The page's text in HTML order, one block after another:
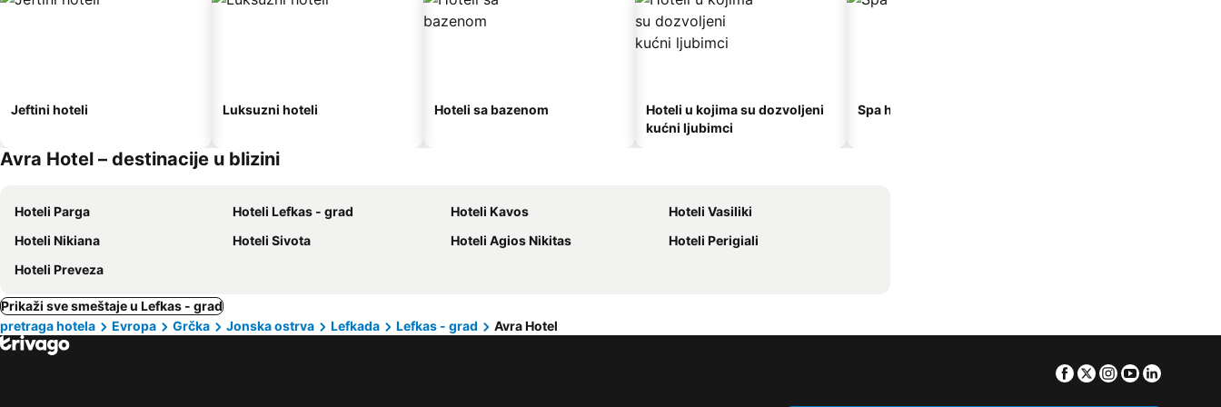
Jeftini hoteli Luksuzni hoteli Hoteli sa bazenom
Hoteli u kojima su dozvoljeni
kućni ljubimci
Spa hoteli
Avra Hotel – destinacije u blizini
Hoteli Parga Hoteli Lefkas - grad Hoteli Kavos
Hoteli Vasiliki
Hoteli Nikiana
Hoteli Sivota Hoteli Agios Nikitas
Hoteli Perigiali
Hoteli Preveza
Prikaži sve smeštaje u Lefkas - grad
pretraga hotela
Evropa Grčka Jonska ostrva Lefkada Lefkas - grad Avra Hotel
Facebook
TwitterInstagram
Youtube